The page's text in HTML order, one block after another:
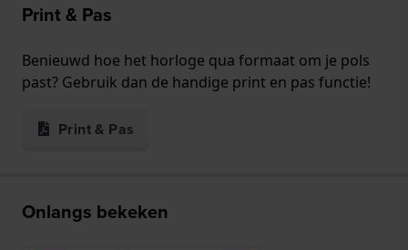
Print & Pas
Benieuwd hoe het horloge qua formaat om je pols
past? Gebruik dan de handige print en pas functie!
Print & Pas
Onlangs bekeken